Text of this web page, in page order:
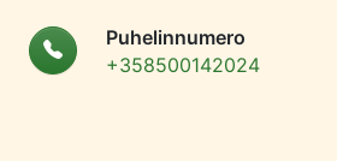
Puhelinnumero
+358500142024